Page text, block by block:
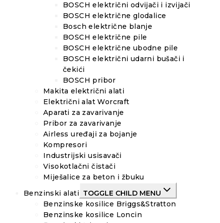
BOSCH električni odvijači i izvijači
BOSCH električne glodalice
Bosch električne blanje
BOSCH električne pile
BOSCH električne ubodne pile
BOSCH električni udarni bušači i
čekići
BOSCH pribor
Makita električni alati
Električni alat Worcraft
Aparati za zavarivanje
Pribor za zavarivanje
Airless uređaji za bojanje
Kompresori
Industrijski usisavači
Visokotlačni čistači
Miješalice za beton i žbuku
Benzinski alati TOGGLE CHILD MENU
Benzinske kosilice Briggs&Stratton
Benzinske kosilice Loncin